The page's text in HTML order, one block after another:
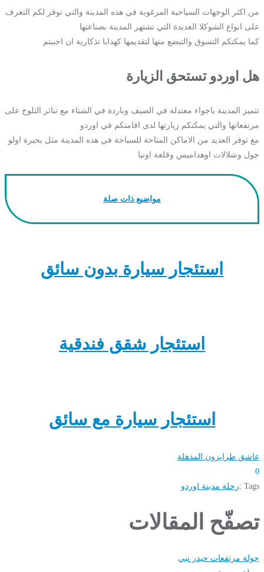
من اكثر الوجهات السياحية المرغوبة في هذه المدينة والتي توفر لكم التعرف
على انواع الشوكلا العديدة التي تشتهر المدينة بصناعتها
كما يمكنكم التسوق والتبضع منها لتقديمها كهدايا تذكارية ان احببتم
هل اوردو تستحق الزيارة
تتميز المدينة باجواء معتدلة في الصيف وباردة في الشتاء مع تناثر الثلوج على
مرتفعاتها والتي يمكنكم زيارتها لدى اقامتكم في اوردو
مع توفر العديد من الاماكن المتاحة للسياحة في هذه المدينة مثل بحيرة اولو
جول وشلالات اوهداميس وقلعة اونيا
مواضيع ذات صلة
استئجار سيارة بدون سائق
استئجار شقق فندقية
استئجار سيارة مع سائق
عاشق طرابزون المذهلة
0
Tags : رحلة مدينة اوردو
تصفّح المقالات
جولة مرتفعات حيدر نبي